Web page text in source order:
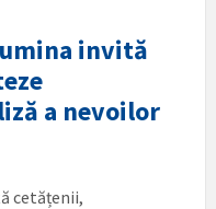
invită
a nevoilor
cetățenii,